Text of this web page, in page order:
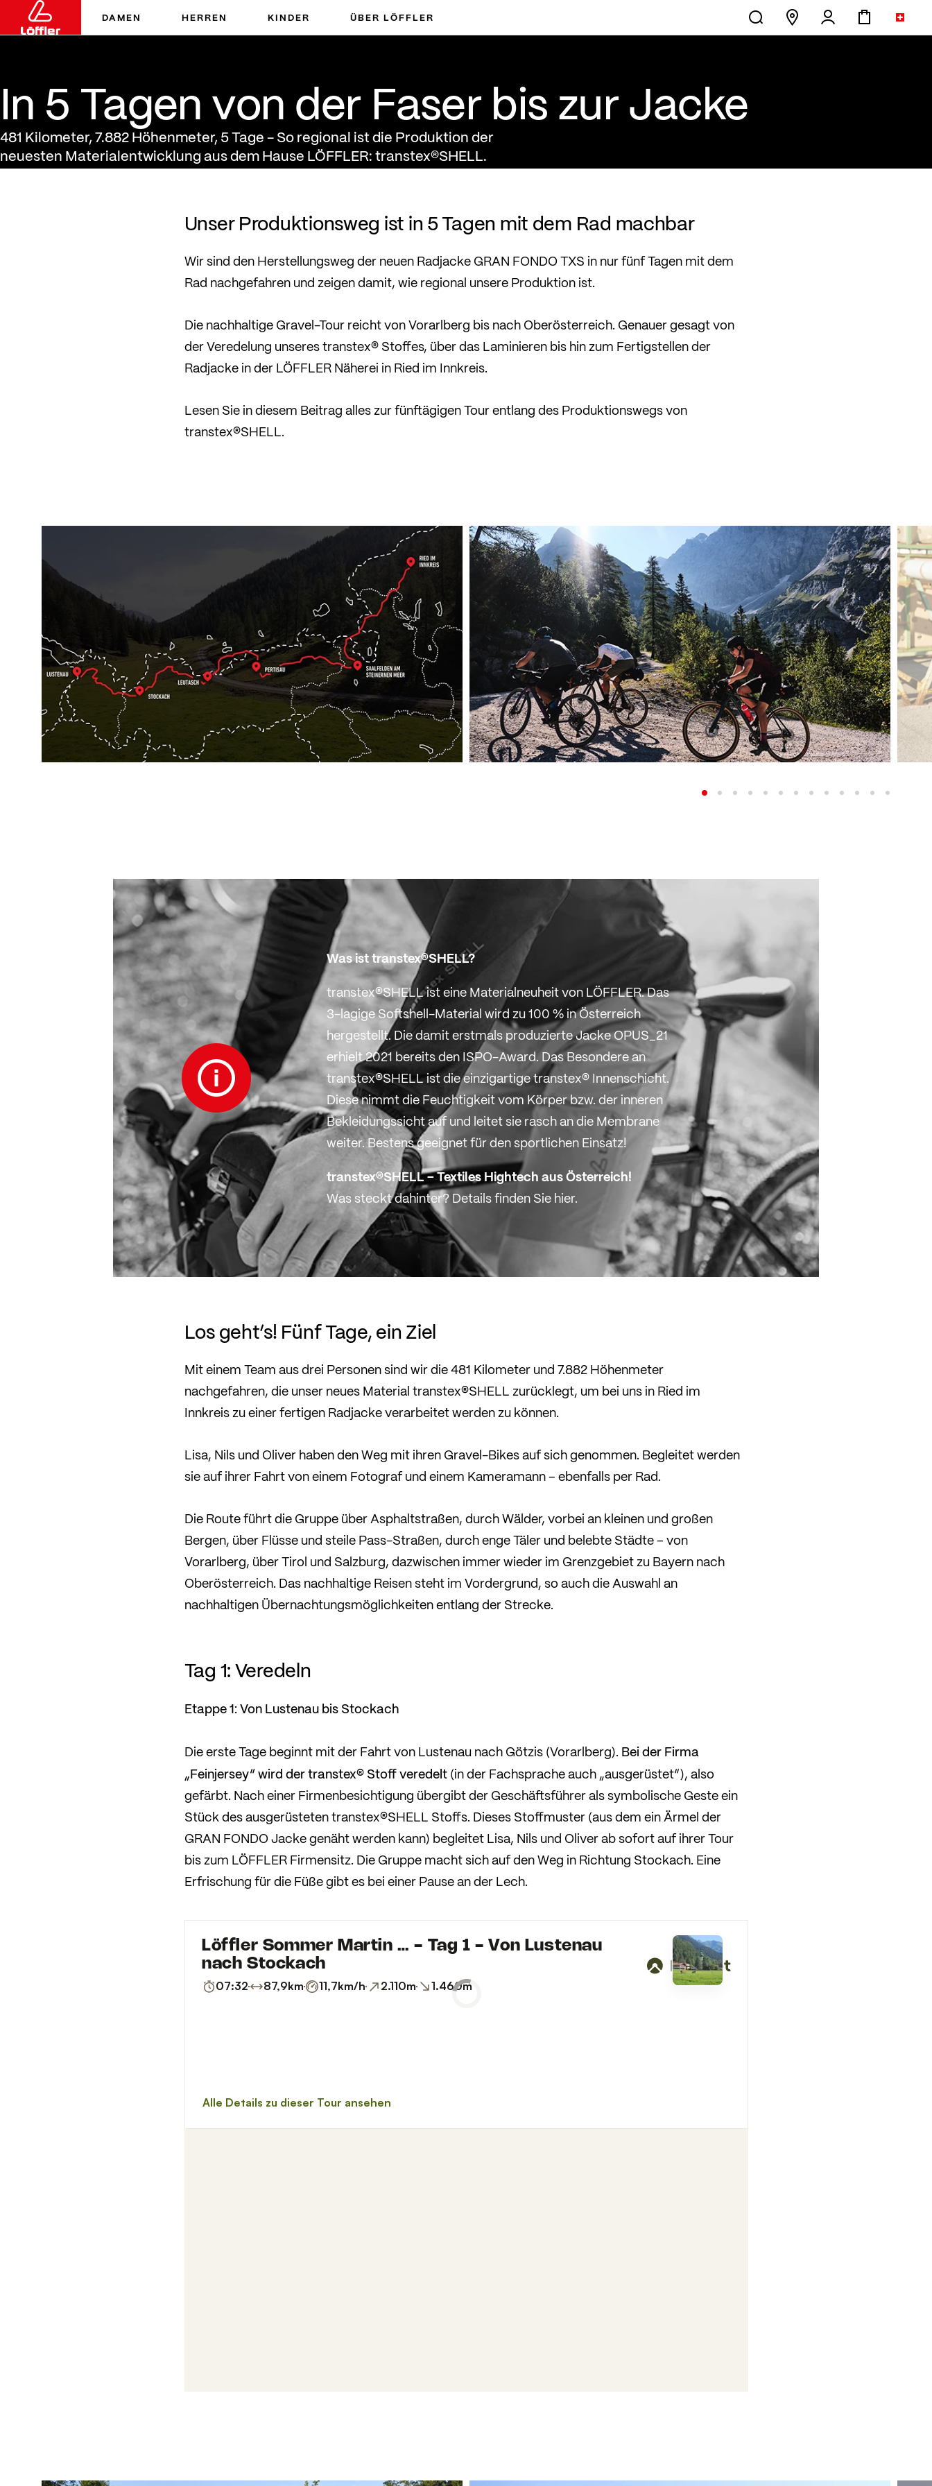
DAMEN HERREN KINDER ÜBER LÖFFLER
In 5 Tagen von der Faser bis zur Jacke
In 5 Tagen von der Faser bis zur Jacke
481 Kilometer, 7.882 Höhenmeter, 5 Tage - So regional ist die Produktion der
neuesten Materialentwicklung aus dem Hause LÖFFLER: transtex®SHELL.
Unser Produktionsweg ist in 5 Tagen mit dem Rad machbar
Wir sind den Herstellungsweg der neuen Radjacke GRAN FONDO TXS in nur fünf Tagen mit dem
Rad nachgefahren und zeigen damit, wie regional unsere Produktion ist.
Die nachhaltige Gravel-Tour reicht von Vorarlberg bis nach Oberösterreich. Genauer gesagt von
der Veredelung unseres transtex® Stoffes, über das Laminieren bis hin zum Fertigstellen der
Radjacke in der LÖFFLER Näherei in Ried im Innkreis.
Lesen Sie in diesem Beitrag alles zur fünftägigen Tour entlang des Produktionswegs von
transtex®SHELL.
Was ist transtex®SHELL?
transtex®SHELList eine Materialneuheit von LÖFFLER. Das
3-lagige Softshell-Material wird zu 100 % in Österreich
hergestellt. Die damit erstmals produzierteJacke OPUS_21
erhielt 2021 bereits denISPO-Award. Das Besondere an
transtex®SHELList die einzigartige transtex® Innenschicht.
Diese nimmt die Feuchtigkeit vom Körper bzw. der inneren
Bekleidungssicht auf und leitet sie rasch an die Membrane
weiter. Bestens geeignet für den sportlichen Einsatz!
transtex®SHELL – Textiles Hightech aus Österreich!
Was steckt dahinter? Details finden Sie hier.
Los geht’s! Fünf Tage, ein Ziel
Mit einem Team aus drei Personen sind wir die 481 Kilometer und 7.882 Höhenmeter
nachgefahren, die unser neues Material transtex®SHELL zurücklegt, um bei uns in Ried im
Innkreis zu einer fertigen Radjacke verarbeitet werden zu können.
Lisa, Nils und Oliver haben den Weg mit ihren Gravel-Bikes auf sich genommen. Begleitet werden
sie auf ihrer Fahrt von einem Fotograf und einem Kameramann – ebenfalls per Rad.
Die Route führt die Gruppe über Asphaltstraßen, durch Wälder, vorbei an kleinen und großen
Bergen, über Flüsse und steile Pass-Straßen, durch enge Täler und belebte Städte – von
Vorarlberg, über Tirol und Salzburg, dazwischen immer wieder im Grenzgebiet zu Bayern nach
Oberösterreich. Das nachhaltige Reisen steht im Vordergrund, so auch die Auswahl an
nachhaltigen Übernachtungsmöglichkeiten entlang der Strecke.
Tag 1: Veredeln
Etappe 1: Von Lustenau bis Stockach
Die erste Tage beginnt mit der Fahrt von Lustenau nach Götzis (Vorarlberg). Bei der Firma
„Feinjersey“ wird der transtex® Stoff veredelt(in der Fachsprache auch „ausgerüstet“), also
gefärbt. Nach einer Firmenbesichtigung übergibt der Geschäftsführer als symbolische Geste ein
Stück des ausgerüsteten transtex®SHELL Stoffs. Dieses Stoffmuster (aus dem ein Ärmel der
GRAN FONDO Jacke genäht werden kann) begleitet Lisa, Nils und Oliver ab sofort auf ihrer Tour
bis zum LÖFFLER Firmensitz. Die Gruppe macht sich auf den Weg in Richtung Stockach. Eine
Erfrischung für die Füße gibt es bei einer Pause an der Lech.